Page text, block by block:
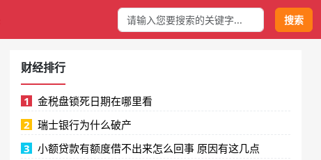
搜索
财经排行
1
金税盘锁死日期在哪里看
2
瑞士银行为什么破产
3
小额贷款有额度借不出来怎么回事 原因有这几点